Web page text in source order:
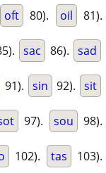
oft 80). oil 81).
sac 86). sad
91). sin 92). sit
97). sou 98).
102). tas 103).